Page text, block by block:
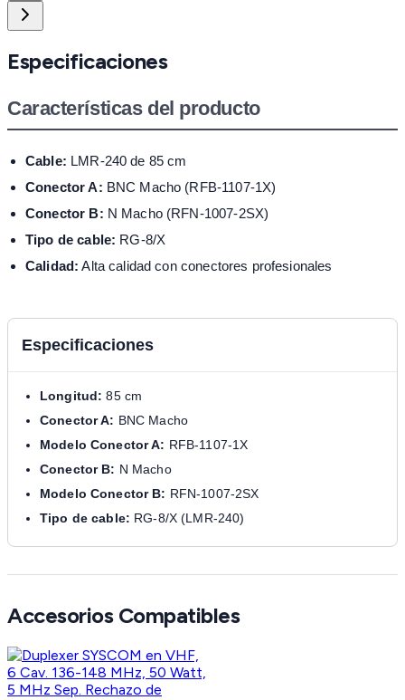
Especificaciones
Características del producto
Cable: LMR-240 de 85 cm
Conector A: BNC Macho (RFB-1107-1X)
Conector B: N Macho (RFN-1007-2SX)
Tipo de cable: RG-8/X
Calidad: Alta calidad con conectores profesionales
Especificaciones
Longitud: 85 cm
Conector A: BNC Macho
Modelo Conector A: RFB-1107-1X
Conector B: N Macho
Modelo Conector B: RFN-1007-2SX
Tipo de cable: RG-8/X (LMR-240)
Accesorios Compatibles